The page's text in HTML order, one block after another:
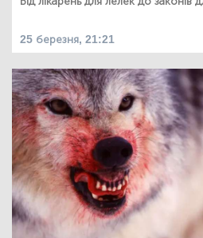
25 березня, 21:21